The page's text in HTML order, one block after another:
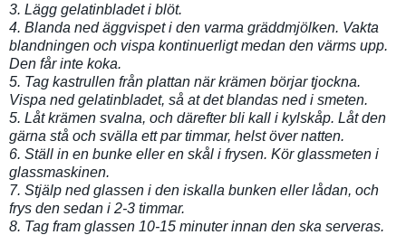
3. Lägg gelatinbladet i blöt.
4. Blanda ned äggvispet i den varma gräddmjölken. Vakta
blandningen och vispa kontinuerligt medan den värms upp.
Den får inte koka.
5. Tag kastrullen från plattan när krämen börjar tjockna.
Vispa ned gelatinbladet, så at det blandas ned i smeten.
5. Låt krämen svalna, och därefter bli kall i kylskåp. Låt den
gärna stå och svälla ett par timmar, helst över natten.
6. Ställ in en bunke eller en skål i frysen. Kör glassmeten i
glassmaskinen.
7. Stjälp ned glassen i den iskalla bunken eller lådan, och
frys den sedan i 2-3 timmar.
8. Tag fram glassen 10-15 minuter innan den ska serveras.